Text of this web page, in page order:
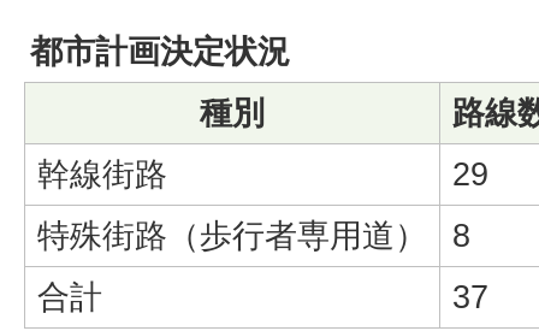
都市計画決定状況
種別
路線
幹線街路
29
特殊街路（歩行者専用道）
8
合計
37